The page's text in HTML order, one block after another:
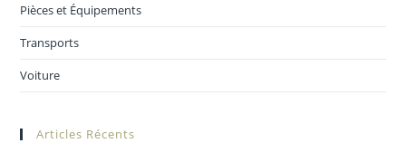
Pièces et Équipements
Transports
Voiture
Articles Récents